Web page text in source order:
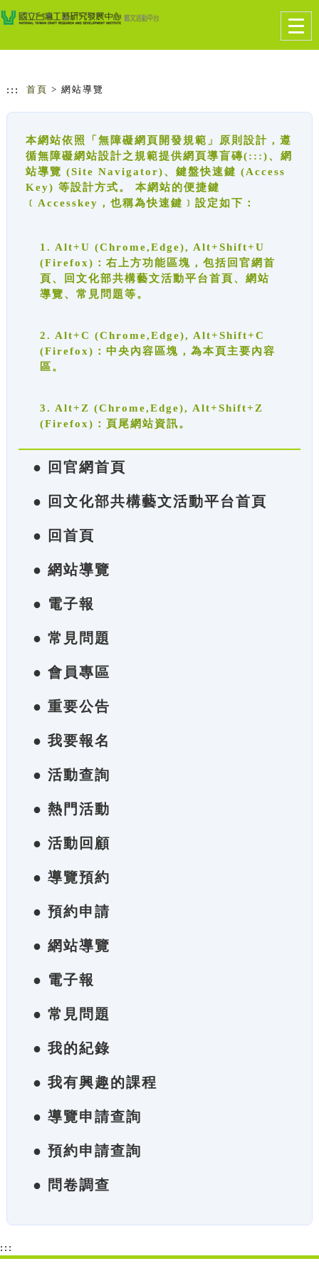
跳到主要內容
網站導覽
::: 首頁 > 網站導覽
本網站依照「無障礙網頁開發規範」原則設計，遵
循無障礙網站設計之規範提供網頁導盲磚(:::)、網
站導覽 (Site Navigator)、鍵盤快速鍵 (Access
Key) 等設計方式。 本網站的便捷鍵
﹝Accesskey，也稱為快速鍵﹞設定如下：
1. Alt+U (Chrome,Edge), Alt+Shift+U
(Firefox)：右上方功能區塊，包括回官網首
頁、回文化部共構藝文活動平台首頁、網站
導覽、常見問題等。
2. Alt+C (Chrome,Edge), Alt+Shift+C
(Firefox)：中央內容區塊，為本頁主要內容
區。
3. Alt+Z (Chrome,Edge), Alt+Shift+Z
(Firefox)：頁尾網站資訊。
● 回官網首頁
● 回文化部共構藝文活動平台首頁
● 回首頁
● 網站導覽
● 電子報
● 常見問題
● 會員專區
● 重要公告
● 我要報名
● 活動查詢
● 熱門活動
● 活動回顧
● 導覽預約
● 預約申請
● 網站導覽
● 電子報
● 常見問題
● 我的紀錄
● 我有興趣的課程
● 導覽申請查詢
● 預約申請查詢
● 問卷調查
:::